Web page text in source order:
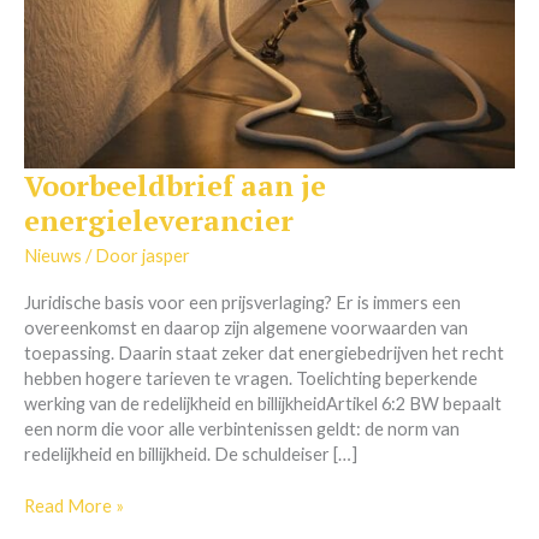
Voorbeeldbrief aan je
energieleverancier
Nieuws / Doorjasper
Juridische basis voor een prijsverlaging? Er is immers een
overeenkomst en daarop zijn algemene voorwaarden van
toepassing. Daarin staat zeker dat energiebedrijven het recht
hebben hogere tarieven te vragen. Toelichting beperkende
werking van de redelijkheid en billijkheidArtikel 6:2 BW bepaalt
een norm die voor alle verbintenissen geldt: de norm van
redelijkheid en billijkheid. De schuldeiser […]
Voorbeeldbrief
je
energieleverancier
Read More »